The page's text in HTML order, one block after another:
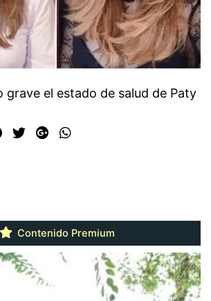
grave el estado de salud de Paty
Contenido Premium